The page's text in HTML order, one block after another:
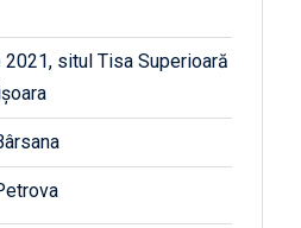
situl Tisa Superioară